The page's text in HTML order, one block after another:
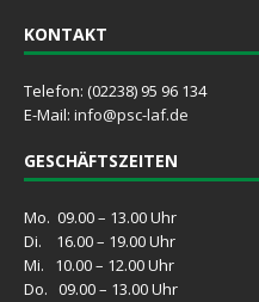
KONTAKT
Telefon: (02238) 95 96 134
E-Mail: info@psc-laf.de
GESCHÄFTSZEITEN
Mo. 09.00 – 13.00 Uhr
Di. 16.00 – 19.00 Uhr
Mi. 10.00 – 12.00 Uhr
Do. 09.00 – 13.00 Uhr